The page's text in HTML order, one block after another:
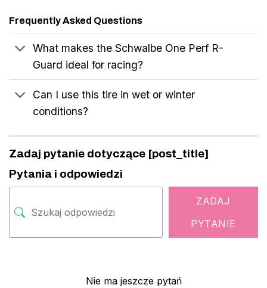
Frequently Asked Questions
What makes the Schwalbe One Perf R-
Guard ideal for racing?
Can I use this tire in wet or winter
conditions?
Zadaj pytanie dotyczące [post_title]
Pytania i odpowiedzi
ZADAJ
PYTANIE
Nie ma jeszcze pytań